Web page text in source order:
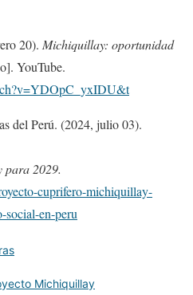
20). Michiquillay: oportunidad
YouTube.
del Perú. (2024, julio 03).
para 2029.
cuprifero-michiquillay-
social-en-peru
Michiquillay